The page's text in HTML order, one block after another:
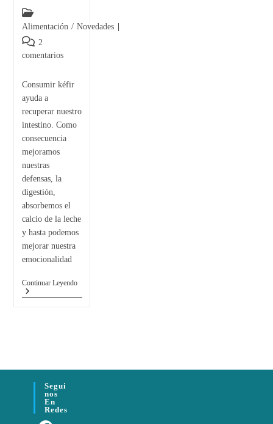
Alimentación / Novedades
2
comentarios
Consumir kéfir
ayuda a
recuperar nuestro
intestino. Como
consecuencia
mejoramos
nuestras
defensas, la
digestión,
absorbemos el
calcio de la leche
y hasta podemos
mejorar nuestra
emocionalidad
Continuar Leyendo
Segui
Nos
En
Redes